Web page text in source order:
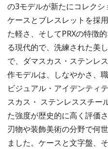
の3モデルが新たにコレク
ケースとブレスレットを採
た軽さ、そしてPRXの特徴
る現代的で、洗練された美
で、ダマスカス・ステンレ
作モデルは、しなやかさ、
ビジュアル・アイデンティ
スカス・ ステンレススチー
た強度が歴史的に高く評価
刃物や装飾美術の分野で何
ました。ケースと文字盤、